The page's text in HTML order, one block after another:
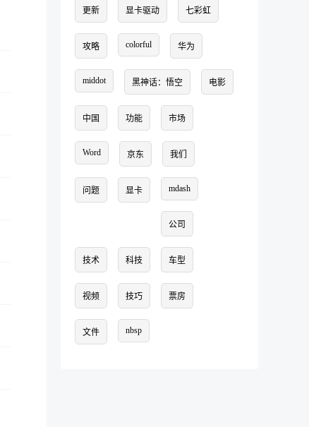
更新 显卡驱动 七彩虹
攻略 colorful 华为
middot 黑神话：悟空 电影
中国 功能 市场
Word 京东 我们
问题 显卡 mdash
公司
技术 科技 车型
视频 技巧 票房
文件 nbsp